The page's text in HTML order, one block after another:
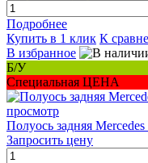
Подробнее
Купить в 1 клик К
В избранное
Б/У
Специальная ЦЕНА
просмотр
Полуось задняя
Запросить цену